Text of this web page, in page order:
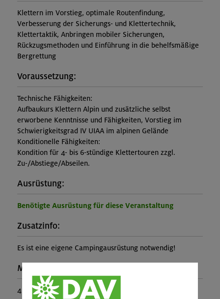
Klettern im Vorstieg, optimale Routenfindung,
Verbesserung der Sicherungs- und Klettertechnik,
Klettertaktik, Anbringen mobiler Sicherungen,
Rückzugsmethoden und Einführung in die behelfsmäßige
Bergrettung
Voraussetzung:
Technische Fähigkeiten:
Aufbaukurs Klettern Alpin und zusätzliche selbst
erworbene Kenntnisse und Fähigkeiten, Vorstieg im
Schwierigkeitsgrad IV UIAA im alpinen Gelände
Konditionelle Fähigkeiten:
Kondition für 4- bis 6-stündige Klettertouren zzgl.
Zu-/Abstiege/Abseilen.
Ausrüstung:
Benötigte Ausrüstung für diese Veranstaltung
Zusatzinfo:
Es ist eine eigene Campingausrüstung notwendig!
Maximale Teilnehmerzahl:
4